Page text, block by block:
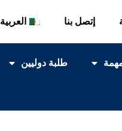
إتصل بنا العربية
طلبة دوليين